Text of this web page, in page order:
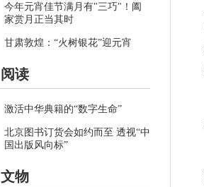
今年元宵佳节满月有"三巧"！阖
家赏月正当其时
甘肃敦煌：“火树银花”迎元宵
阅读
激活中华典籍的“数字生命”
北京图书订货会如约而至 透视“中
国出版风向标”
文物